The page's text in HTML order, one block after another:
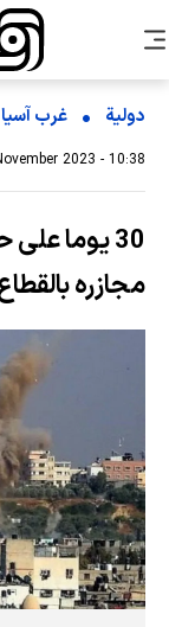
دولية غرب آسیا
2023 - 10:38
30 يوما
مجازره